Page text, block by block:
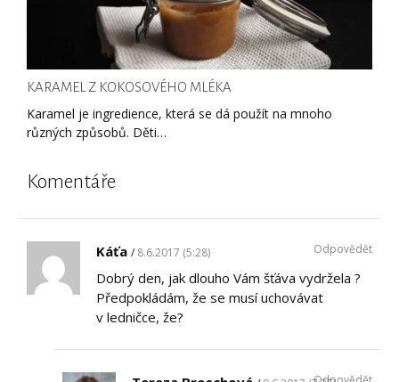
KARAMEL Z KOKOSOVÉHO MLÉKA
Karamel je ingredience, která se dá použít na mnoho
různých způsobů. Děti…
Komentáře
Káťa 8.6.2017 (5:28)
Dobrý den, jak dlouho Vám šťáva vydržela ?
Předpokládám, že se musí uchovávat
v ledničce, že?
Odpovědět